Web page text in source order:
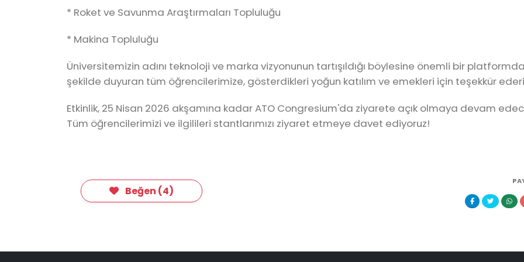
* Roket ve Savunma Araştırmaları Topluluğu
* Makina Topluluğu
Üniversitemizin adını teknoloji ve marka vizyonunun tartışıldığı böylesine önemli bir
şekilde duyuran tüm öğrencilerimize, gösterdikleri yoğun katılım ve emekleri için teşekkür
Etkinlik, 25 Nisan 2026 akşamına kadar ATO Congresium'da ziyarete açık olmaya devam
Tüm öğrencilerimizi ve ilgilileri stantlarımızı ziyaret etmeye davet ediyoruz!
Beğen (4)